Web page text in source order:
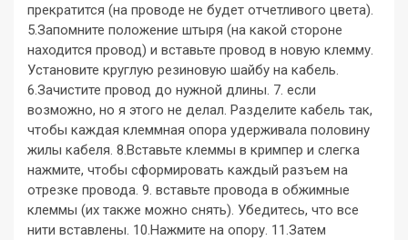
прекратится (на проводе не будет отчетливого цвета).
5.Запомните положение штыря (на какой стороне
находится провод) и вставьте провод в новую клемму.
Установите круглую резиновую шайбу на кабель.
6.Зачистите провод до нужной длины. 7. если
возможно, но я этого не делал. Разделите кабель так,
чтобы каждая клеммная опора удерживала половину
жилы кабеля. 8.Вставьте клеммы в кримпер и слегка
нажмите, чтобы сформировать каждый разъем на
отрезке провода. 9. вставьте провода в обжимные
клеммы (их также можно снять). Убедитесь, что все
нити вставлены. 10.Нажмите на опору. 11.Затем